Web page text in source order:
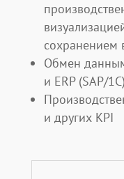
сохранением
Обмен
и ERP (SAP/1С)
и других KPI